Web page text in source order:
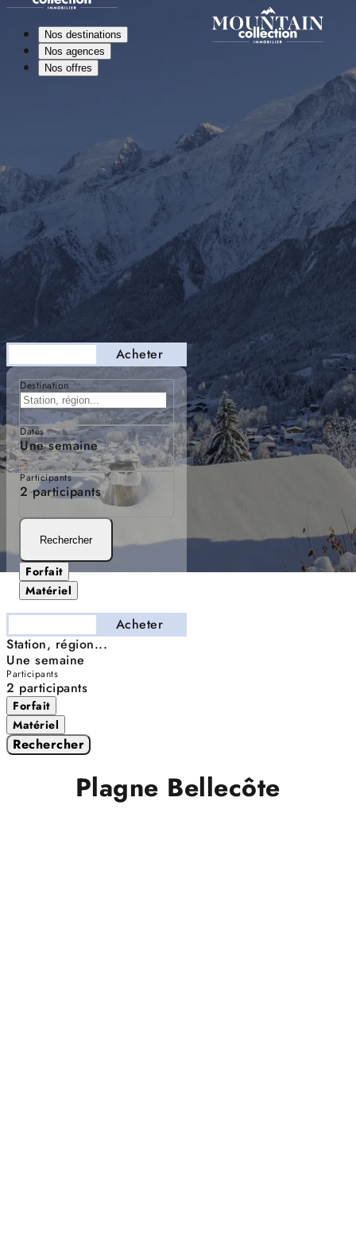
Acheter
Destination
Dates
Une semaine
Participants
2 participants
Rechercher
Forfait
Matériel
Acheter
Station, région...
Une semaine
Participants
2 participants
Forfait
Matériel
Rechercher
Nos destinations
Nos agences
Nos offres
Plagne Bellecôte